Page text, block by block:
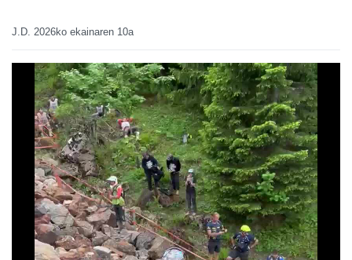
J.D. 2026ko ekainaren 10a